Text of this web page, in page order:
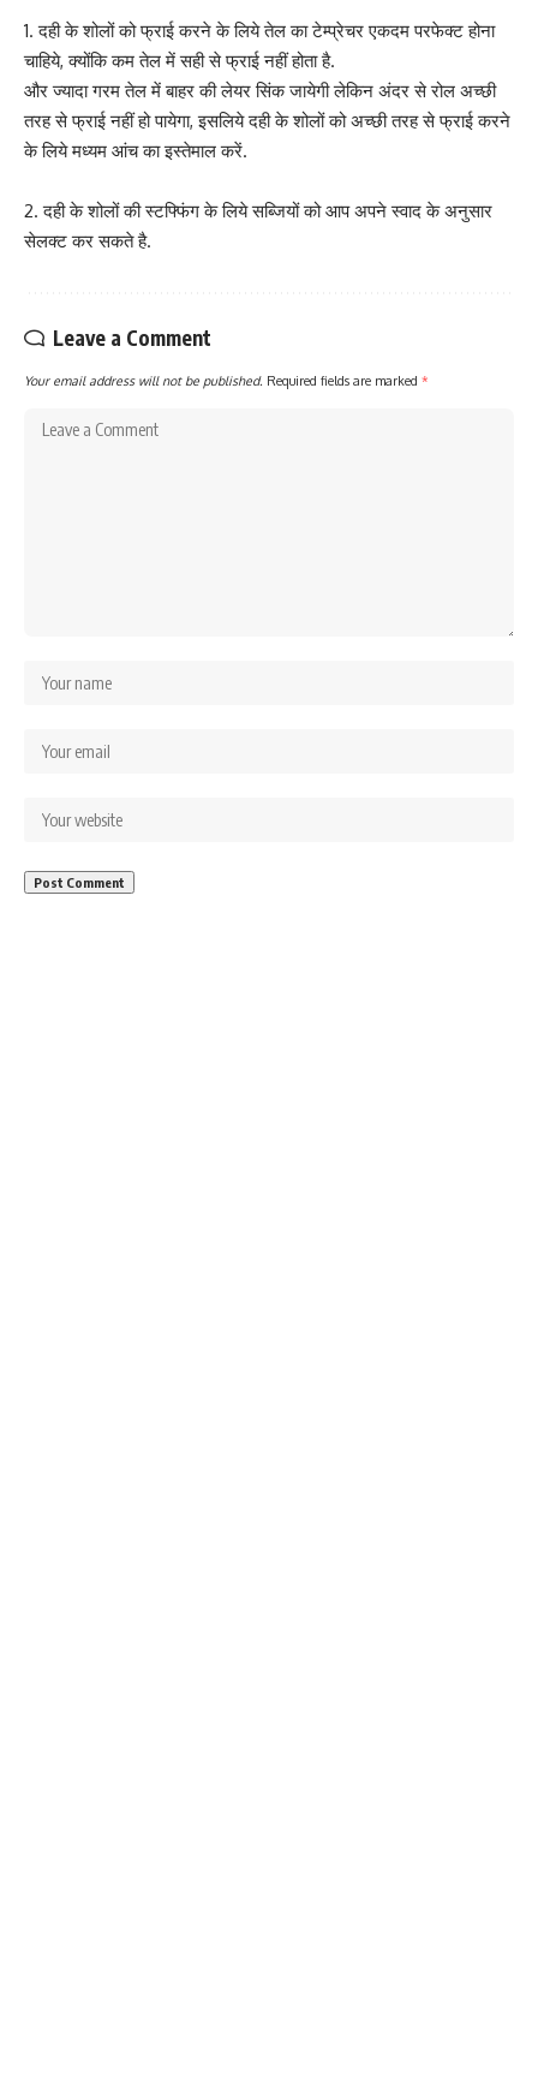
1. दही के शोलों को फ्राई करने के लिये तेल का टेम्प्रेचर एकदम परफेक्ट होना
चाहिये, क्योंकि कम तेल में सही से फ्राई नहीं होता है.
और ज्यादा गरम तेल में बाहर की लेयर सिंक जायेगी लेकिन अंदर से रोल अच्छी
तरह से फ्राई नहीं हो पायेगा, इसलिये दही के शोलों को अच्छी तरह से फ्राई करने
के लिये मध्यम आंच का इस्तेमाल करें.
2. दही के शोलों की स्टफ्फिंग के लिये सब्जियों को आप अपने स्वाद के अनुसार
सेलक्ट कर सकते है.
Leave a Comment
Your email address will not be published. Required fields are marked *